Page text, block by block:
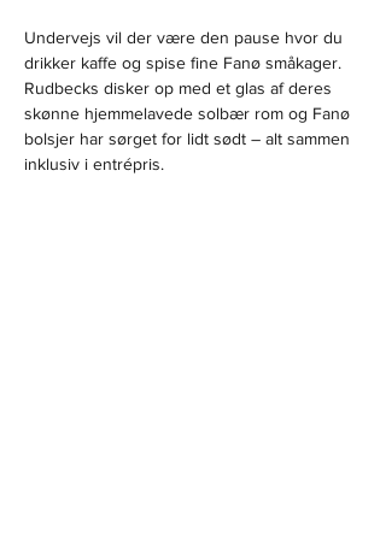
Undervejs vil der være den pause hvor du
drikker kaffe og spise fine Fanø småkager.
Rudbecks disker op med et glas af deres
skønne hjemmelavede solbær rom og Fanø
bolsjer har sørget for lidt sødt – alt sammen
inklusiv i entrépris.